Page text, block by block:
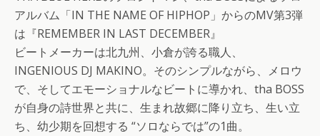
アルバム「IN THE NAME OF HIPHOP」からのMV第3弾
は『REMEMBER IN LAST DECEMBER』
ビートメーカーは北九州、小倉が誇る職人、
INGENIOUS DJ MAKINO。そのシンプルながら、メロウ
で、そしてエモーショナルなビートに導かれ、tha BOSS
が自身の詩世界と共に、生まれ故郷に降り立ち、生い立
ち、幼少期を回想する “ソロならでは”の1曲。